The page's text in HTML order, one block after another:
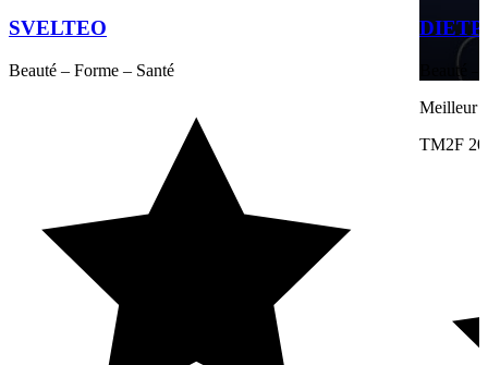
SVELTEO
Beauté – Forme – Santé
Beauté
Meilleur
TM2F